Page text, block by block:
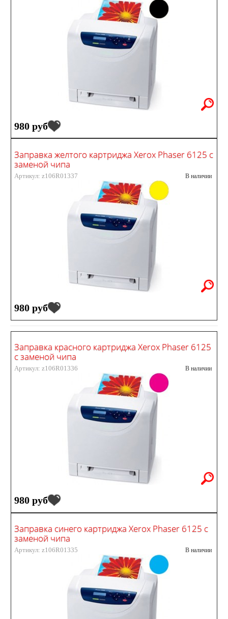
980 руб
Заправка желтого картриджа Xerox Phaser 6125 с
заменой чипа
Артикул: z106R01337 В наличии
980 руб
Заправка красного картриджа Xerox Phaser 6125
с заменой чипа
Артикул: z106R01336 В наличии
980 руб
Заправка синего картриджа Xerox Phaser 6125 с
заменой чипа
Артикул: z106R01335 В наличии